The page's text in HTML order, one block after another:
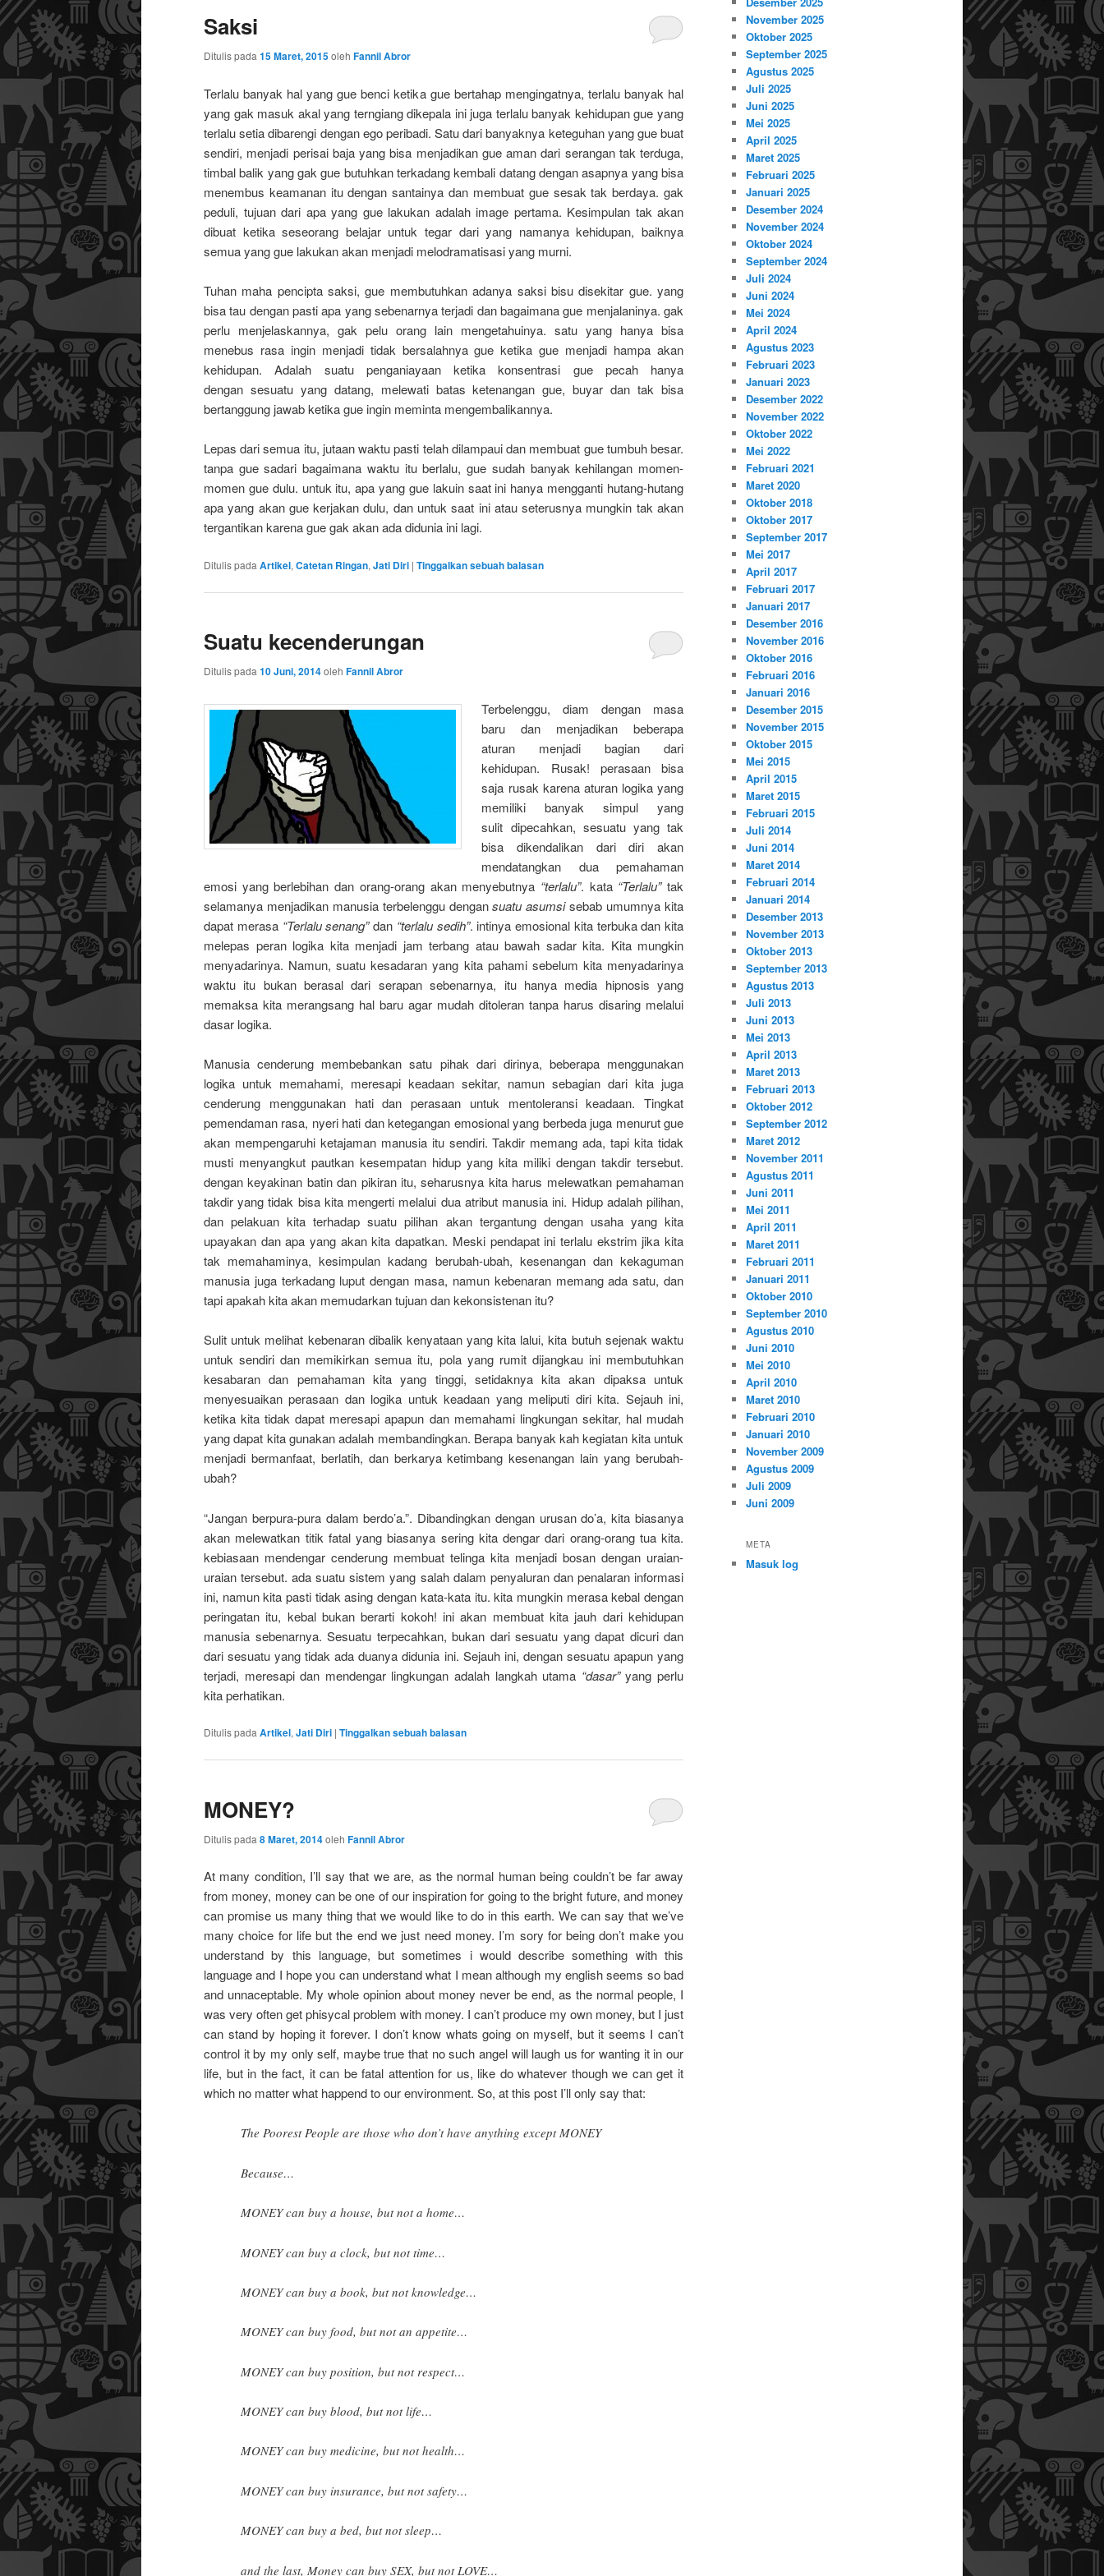
utama
sekunder
Saksi
Ditulis pada 15 Maret, 2015oleh Fannil Abror
Terlalu banyak hal yang gue benci ketika gue bertahap mengingatnya, terlalu banyak hal
yang gak masuk akal yang terngiang dikepala ini juga terlalu banyak kehidupan gue yang
terlalu setia dibarengi dengan ego peribadi. Satu dari banyaknya keteguhan yang gue buat
sendiri, menjadi perisai baja yang bisa menjadikan gue aman dari serangan tak terduga,
timbal balik yang gak gue butuhkan terkadang kembali datang dengan asapnya yang bisa
menembus keamanan itu dengan santainya dan membuat gue sesak tak berdaya. gak
peduli, tujuan dari apa yang gue lakukan adalah image pertama. Kesimpulan tak akan
dibuat ketika seseorang belajar untuk tegar dari yang namanya kehidupan, baiknya
semua yang gue lakukan akan menjadi melodramatisasi yang murni.
Tuhan maha pencipta saksi, gue membutuhkan adanya saksi bisu disekitar gue. yang
bisa tau dengan pasti apa yang sebenarnya terjadi dan bagaimana gue menjalaninya. gak
perlu menjelaskannya, gak pelu orang lain mengetahuinya. satu yang hanya bisa
menebus rasa ingin menjadi tidak bersalahnya gue ketika gue menjadi hampa akan
kehidupan. Adalah suatu penganiayaan ketika konsentrasi gue pecah hanya
dengan sesuatu yang datang, melewati batas ketenangan gue, buyar dan tak bisa
bertanggung jawab ketika gue ingin meminta mengembalikannya.
Lepas dari semua itu, jutaan waktu pasti telah dilampaui dan membuat gue tumbuh besar.
tanpa gue sadari bagaimana waktu itu berlalu, gue sudah banyak kehilangan momen-
momen gue dulu. untuk itu, apa yang gue lakuin saat ini hanya mengganti hutang-hutang
apa yang akan gue kerjakan dulu, dan untuk saat ini atau seterusnya mungkin tak akan
tergantikan karena gue gak akan ada didunia ini lagi.
Ditulis pada Artikel, Catetan Ringan, Jati Diri | Tinggalkan sebuah balasan
Suatu kecenderungan
Ditulis pada 10 Juni, 2014oleh Fannil Abror
Terbelenggu, diam dengan masa
baru dan menjadikan beberapa
aturan menjadi bagian dari
kehidupan. Rusak! perasaan bisa
saja rusak karena aturan logika yang
memiliki banyak simpul yang
sulit dipecahkan, sesuatu yang tak
bisa dikendalikan dari diri akan
mendatangkan dua pemahaman
emosi yang berlebihan dan orang-orang akan menyebutnya “terlalu”. kata “Terlalu”tak
selamanya menjadikan manusia terbelenggu dengansuatu asumsisebab umumnya kita
dapat merasa “Terlalu senang”dan “terlalu sedih”. intinya emosional kita terbuka dan kita
melepas peran logika kita menjadi jam terbang atau bawah sadar kita. Kita mungkin
menyadarinya. Namun, suatu kesadaran yang kita pahami sebelum kita menyadarinya
waktu itu bukan berasal dari serapan sebenarnya, itu hanya media hipnosis yang
memaksa kita merangsang hal baru agar mudah ditoleran tanpa harus disaring melalui
dasar logika.
Manusia cenderung membebankan satu pihak dari dirinya, beberapa menggunakan
logika untuk memahami, meresapi keadaan sekitar, namun sebagian dari kita juga
cenderung menggunakan hati dan perasaan untuk mentoleransi keadaan. Tingkat
pemendaman rasa, nyeri hati dan ketegangan emosional yang berbeda juga menurut gue
akan mempengaruhi ketajaman manusia itu sendiri. Takdir memang ada, tapi kita tidak
musti menyangkut pautkan kesempatan hidup yang kita miliki dengan takdir tersebut.
dengan keyakinan batin dan pikiran itu, seharusnya kita harus melewatkan pemahaman
takdir yang tidak bisa kita mengerti melalui dua atribut manusia ini. Hidup adalah pilihan,
dan pelakuan kita terhadap suatu pilihan akan tergantung dengan usaha yang kita
upayakan dan apa yang akan kita dapatkan. Meski pendapat ini terlalu ekstrim jika kita
tak memahaminya, kesimpulan kadang berubah-ubah, kesenangan dan kekaguman
manusia juga terkadang luput dengan masa, namun kebenaran memang ada satu, dan
tapi apakah kita akan memudarkan tujuan dan kekonsistenan itu?
Sulit untuk melihat kebenaran dibalik kenyataan yang kita lalui, kita butuh sejenak waktu
untuk sendiri dan memikirkan semua itu, pola yang rumit dijangkau ini membutuhkan
kesabaran dan pemahaman kita yang tinggi, setidaknya kita akan dipaksa untuk
menyesuaikan perasaan dan logika untuk keadaan yang meliputi diri kita. Sejauh ini,
ketika kita tidak dapat meresapi apapun dan memahami lingkungan sekitar, hal mudah
yang dapat kita gunakan adalah membandingkan. Berapa banyak kah kegiatan kita untuk
menjadi bermanfaat, berlatih, dan berkarya ketimbang kesenangan lain yang berubah-
ubah?
“Jangan berpura-pura dalam berdo’a.”. Dibandingkan dengan urusan do’a, kita biasanya
akan melewatkan titik fatal yang biasanya sering kita dengar dari orang-orang tua kita.
kebiasaan mendengar cenderung membuat telinga kita menjadi bosan dengan uraian-
uraian tersebut. ada suatu sistem yang salah dalam penyaluran dan penalaran informasi
ini, namun kita pasti tidak asing dengan kata-kata itu. kita mungkin merasa kebal dengan
peringatan itu, kebal bukan berarti kokoh! ini akan membuat kita jauh dari kehidupan
manusia sebenarnya. Sesuatu terpecahkan, bukan dari sesuatu yang dapat dicuri dan
dari sesuatu yang tidak ada duanya didunia ini. Sejauh ini, dengan sesuatu apapun yang
terjadi, meresapi dan mendengar lingkungan adalah langkah utama “dasar”yang perlu
kita perhatikan.
Ditulis pada Artikel, Jati Diri | Tinggalkan sebuah balasan
MONEY?
Ditulis pada 8 Maret, 2014oleh Fannil Abror
At many condition, I’ll say that we are, as the normal human being couldn’t be far away
from money, money can be one of our inspiration for going to the bright future, and money
can promise us many thing that we would like to do in this earth. We can say that we’ve
many choice for life but the end we just need money. I’m sory for being don’t make you
understand by this language, but sometimes i would describe something with this
language and I hope you can understand what I mean although my english seems so bad
and unnaceptable. My whole opinion about money never be end, as the normal people, I
was very often get phisycal problem with money. I can’t produce my own money, but I just
can stand by hoping it forever. I don’t know whats going on myself, but it seems I can’t
control it by my only self, maybe true that no such angel will laugh us for wanting it in our
life, but in the fact, it can be fatal attention for us, like do whatever though we can get it
which no matter what happend to our environment. So, at this post I’ll only say that:
The Poorest People are those who don’t have anything except MONEY
Because…
MONEY can buy a house, but not a home…
MONEY can buy a clock, but not time…
MONEY can buy a book, but not knowledge…
MONEY can buy food, but not an appetite…
MONEY can buy position, but not respect…
MONEY can buy blood, but not life…
MONEY can buy medicine, but not health…
MONEY can buy insurance, but not safety…
MONEY can buy a bed, but not sleep…
and the last, Money can buy SEX, but not LOVE…
November 2025
Oktober 2025
September 2025
Agustus 2025
Juli 2025
Juni 2025
Mei 2025
April 2025
Maret 2025
Februari 2025
Januari 2025
Desember 2024
November 2024
Oktober 2024
September 2024
Juli 2024
Juni 2024
Mei 2024
April 2024
Agustus 2023
Februari 2023
Januari 2023
Desember 2022
November 2022
Oktober 2022
Mei 2022
Februari 2021
Maret 2020
Oktober 2018
Oktober 2017
September 2017
Mei 2017
April 2017
Februari 2017
Januari 2017
Desember 2016
November 2016
Oktober 2016
Februari 2016
Januari 2016
Desember 2015
November 2015
Oktober 2015
Mei 2015
April 2015
Maret 2015
Februari 2015
Juli 2014
Juni 2014
Maret 2014
Februari 2014
Januari 2014
Desember 2013
November 2013
Oktober 2013
September 2013
Agustus 2013
Juli 2013
Juni 2013
Mei 2013
April 2013
Maret 2013
Februari 2013
Oktober 2012
September 2012
Maret 2012
November 2011
Agustus 2011
Juni 2011
Mei 2011
April 2011
Maret 2011
Februari 2011
Januari 2011
Oktober 2010
September 2010
Agustus 2010
Juni 2010
Mei 2010
April 2010
Maret 2010
Februari 2010
Januari 2010
November 2009
Agustus 2009
Juli 2009
Juni 2009
META
Masuk log